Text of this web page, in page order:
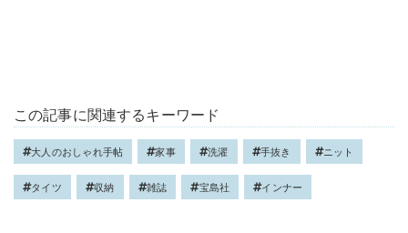
この記事に関連するキーワード
大人のおしゃれ手帖 家事 洗濯 手抜き ニット
タイツ 収納 雑誌 宝島社 インナー